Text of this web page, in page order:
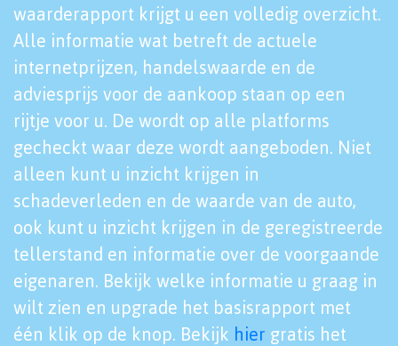
waarderapport krijgt u een volledig overzicht.
Alle informatie wat betreft de actuele
internetprijzen, handelswaarde en de
adviesprijs voor de aankoop staan op een
rijtje voor u. De wordt op alle platforms
gecheckt waar deze wordt aangeboden. Niet
alleen kunt u inzicht krijgen in
schadeverleden en de waarde van de auto,
ook kunt u inzicht krijgen in de geregistreerde
tellerstand en informatie over de voorgaande
eigenaren. Bekijk welke informatie u graag in
wilt zien en upgrade het basisrapport met
één klik op de knop. Bekijk hier gratis het